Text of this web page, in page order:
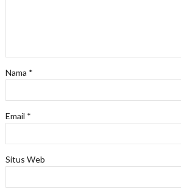
Nama *
Email *
Situs Web